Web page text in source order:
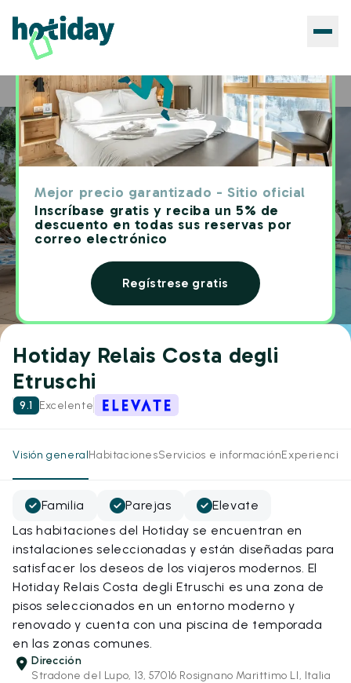
Mejor precio garantizado - Sitio oficial
Inscríbase gratis y reciba un 5% de
descuento en todas sus reservas por
correo electrónico
Regístrese gratis
Home Hoteles Hotiday Relais Costa degli Etruschi
Hotiday Relais Costa degli
Etruschi
9.1 Excelente
Visión generalHabitacionesServicios e informaciónExperiencias
Familia Parejas
Elevate
Las habitaciones del Hotiday se encuentran en
instalaciones seleccionadas y están diseñadas para
satisfacer los deseos de los viajeros modernos. El
Hotiday Relais Costa degli Etruschi es una zona de
pisos seleccionados en un entorno moderno y
renovado y cuenta con una piscina de temporada
en las zonas comunes.
Dirección
Stradone del Lupo, 13, 57016 Rosignano Marittimo LI, Italia